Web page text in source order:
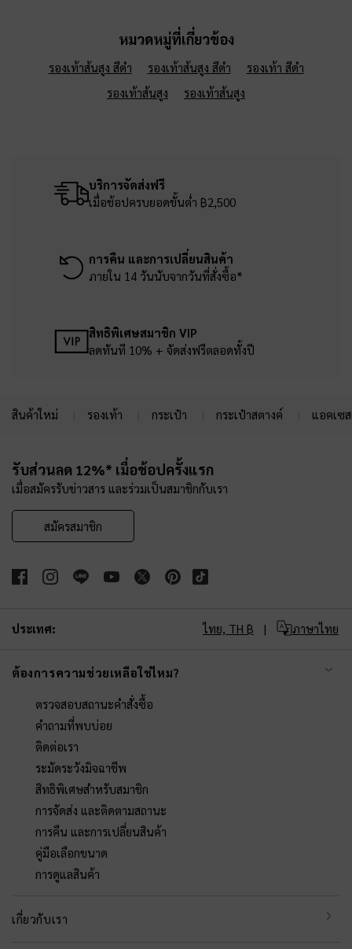
หมวดหมู่ที่เกี่ยวข้อง
รองเท้าส้นสูง สีดำ รองเท้าส้นสูง สีดำ
รองเท้า สีดำ
รองเท้าส้นสูง
รองเท้าส้นสูง
บริการจัดส่งฟรี
เมื่อช้อปครบยอดขั้นต่ำ ฿2,500
การคืน และการเปลี่ยนสินค้า
ภายใน 14 วันนับจากวันที่สั่งซื้อ*
สิทธิพิเศษสมาชิก VIP
ลดทันที 10% + จัดส่งฟรีตลอดทั้งปี
สินค้าใหม่ รองเท้า กระเป๋า กระเป๋าสตางค์ แอคเซ
รับส่วนลด 12%* เมื่อช้อปครั้งแรก
เมื่อสมัครรับข่าวสาร และร่วมเป็นสมาชิกกับเรา
สมัครสมาชิก
ประเทศ: ไทย, TH ฿ ภาษาไทย
ต้องการความช่วยเหลือใช่ไหม?
ตรวจสอบสถานะคำสั่งซื้อ
คำถามที่พบบ่อย
ติดต่อเรา
ระมัดระวังมิจฉาชีพ
สิทธิพิเศษสำหรับสมาชิก
การจัดส่ง และติดตามสถานะ
การคืน และการเปลี่ยนสินค้า
คู่มือเลือกขนาด
การดูแลสินค้า
เกี่ยวกับเรา